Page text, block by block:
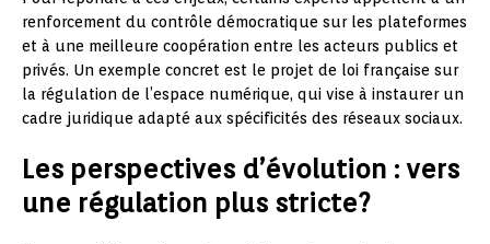
renforcement du contrôle démocratique sur les plateformes
et à une meilleure coopération entre les acteurs publics et
privés. Un exemple concret est le projet de loi française sur
la régulation de l’espace numérique, qui vise à instaurer un
cadre juridique adapté aux spécificités des réseaux sociaux.
Les perspectives d’évolution : vers
une régulation plus stricte?